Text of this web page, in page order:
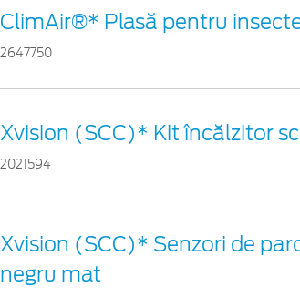
ClimAir®* Plasă pentru
2647750
Xvision (SCC)* Kit încălzitor
2021594
Xvision (SCC)* Senzori de
negru mat